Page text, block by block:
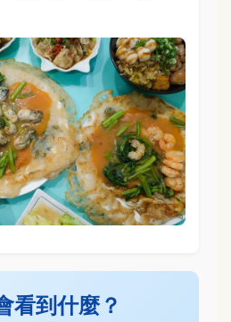
看到什麼？